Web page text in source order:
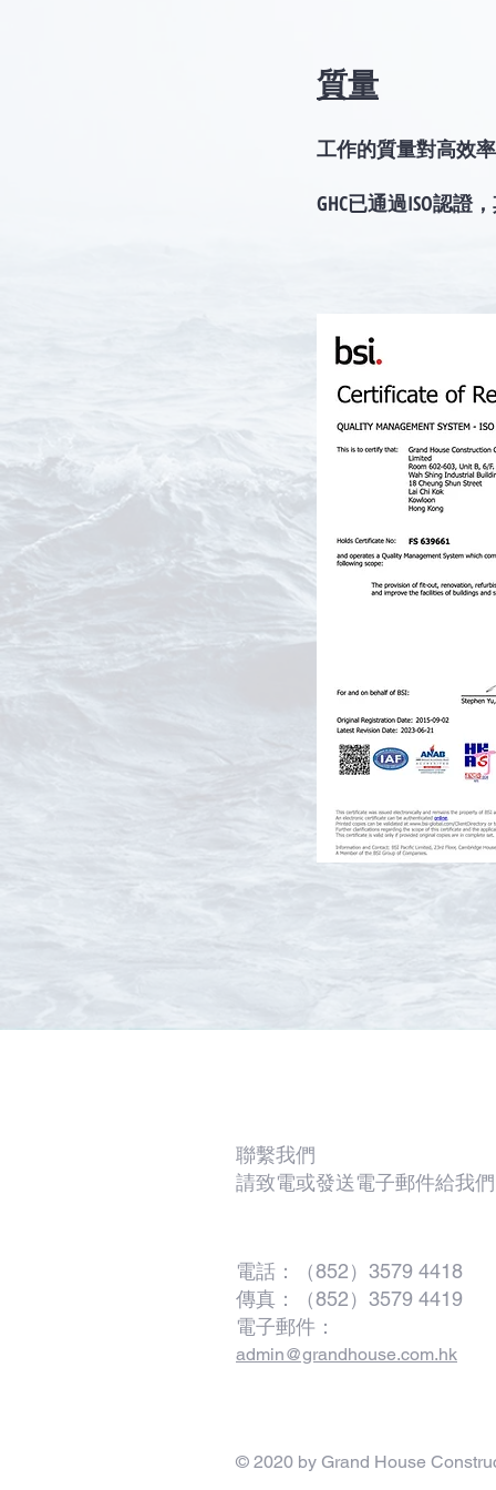
質量
工作的質量對高效
GHC已通過ISO認
聯繫我們
請致電或發送電子郵件給我
電話：（852）3579 4418
傳真：（852）3579 4419
電子郵件：
admin@grandhouse.com.hk
© 2020 by Grand House